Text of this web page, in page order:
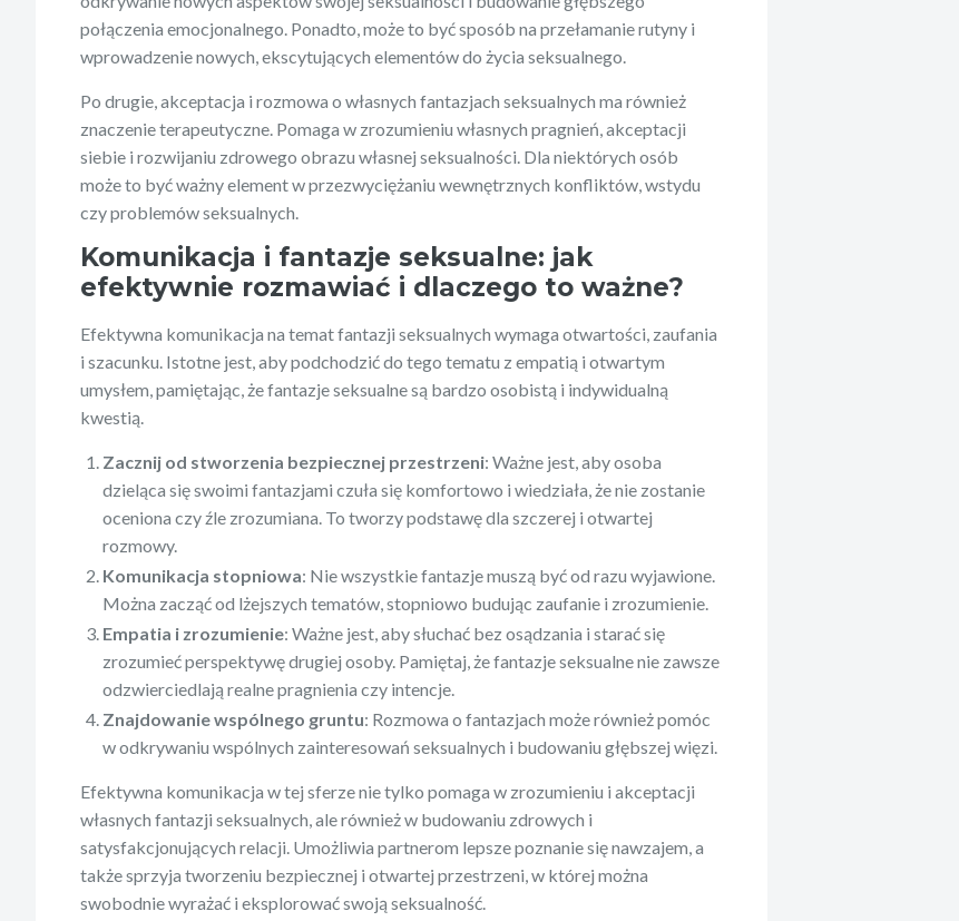
połączenia emocjonalnego. Ponadto, może to być sposób na przełamanie rutyny i
wprowadzenie nowych, ekscytujących elementów do życia seksualnego.
Po drugie, akceptacja i rozmowa o własnych fantazjach seksualnych ma również
znaczenie terapeutyczne. Pomaga w zrozumieniu własnych pragnień, akceptacji
siebie i rozwijaniu zdrowego obrazu własnej seksualności. Dla niektórych osób
może to być ważny element w przezwyciężaniu wewnętrznych konfliktów, wstydu
czy problemów seksualnych.
Komunikacja i fantazje seksualne: jak
efektywnie rozmawiać i dlaczego to ważne?
Efektywna komunikacja na temat fantazji seksualnych wymaga otwartości, zaufania
i szacunku. Istotne jest, aby podchodzić do tego tematu z empatią i otwartym
umysłem, pamiętając, że fantazje seksualne są bardzo osobistą i indywidualną
kwestią.
Zacznij od stworzenia bezpiecznej przestrzeni: Ważne jest, aby osoba
dzieląca się swoimi fantazjami czuła się komfortowo i wiedziała, że nie zostanie
oceniona czy źle zrozumiana. To tworzy podstawę dla szczerej i otwartej
rozmowy.
Komunikacja stopniowa: Nie wszystkie fantazje muszą być od razu wyjawione.
Można zacząć od lżejszych tematów, stopniowo budując zaufanie i zrozumienie.
Empatia i zrozumienie: Ważne jest, aby słuchać bez osądzania i starać się
zrozumieć perspektywę drugiej osoby. Pamiętaj, że fantazje seksualne nie zawsze
odzwierciedlają realne pragnienia czy intencje.
Znajdowanie wspólnego gruntu: Rozmowa o fantazjach może również pomóc
w odkrywaniu wspólnych zainteresowań seksualnych i budowaniu głębszej więzi.
Efektywna komunikacja w tej sferze nie tylko pomaga w zrozumieniu i akceptacji
własnych fantazji seksualnych, ale również w budowaniu zdrowych i
satysfakcjonujących relacji. Umożliwia partnerom lepsze poznanie się nawzajem, a
także sprzyja tworzeniu bezpiecznej i otwartej przestrzeni, w której można
swobodnie wyrażać i eksplorować swoją seksualność.
Pędzle do makijażu: Twoi
niezastąpieni sojusznicy w
Ewolucja i wpływ butów Air Jordan
na kulturę mody i sportu
Ewolucja i wpływ kolaboracji
Yeezy na rynek mody